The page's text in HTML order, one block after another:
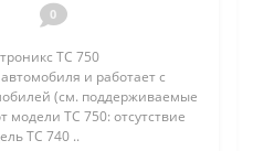
0
TC 750
и работает с
(см. поддерживаемые
модели TC 750: отсутствие
TC 740 ..